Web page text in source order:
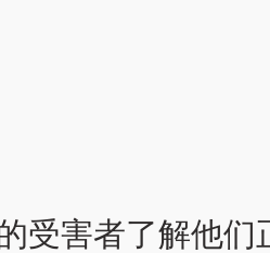
受害者了解他